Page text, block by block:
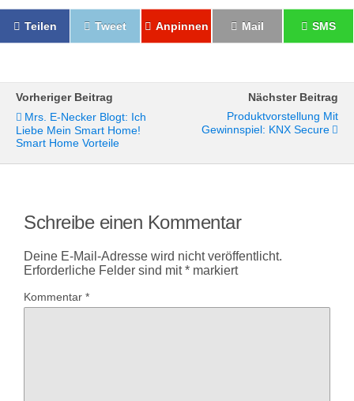
Teilen Tweet Anpinnen Mail SMS
Vorheriger Beitrag
Mrs. E-Necker Blogt: Ich
Liebe Mein Smart Home!
Smart Home Vorteile
Nächster Beitrag
Produktvorstellung Mit
Gewinnspiel: KNX Secure
Schreibe einen Kommentar
Deine E-Mail-Adresse wird nicht veröffentlicht.
Erforderliche Felder sind mit* markiert
Kommentar *